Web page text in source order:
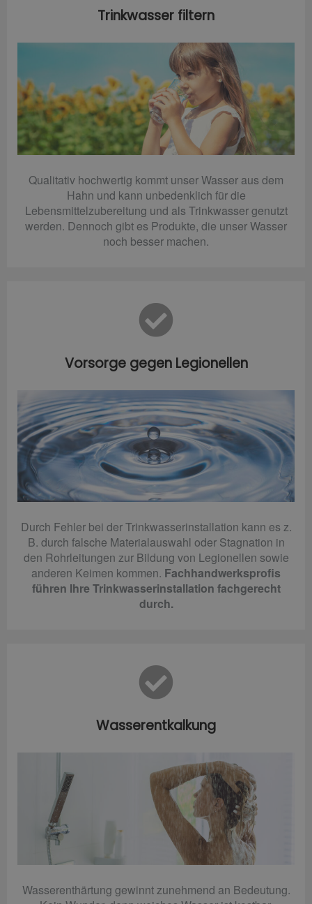
Trinkwasser filtern
Qualitativ hochwertig kommt unser Wasser aus dem
Hahn und kann unbedenklich für die
Lebensmittelzubereitung und als Trinkwasser genutzt
werden. Dennoch gibt es Produkte, die unser Wasser
noch besser machen.
Vorsorge gegen Legionellen
Durch Fehler bei der Trinkwasserinstallation kann es z.
B. durch falsche Materialauswahl oder Stagnation in
den Rohrleitungen zur Bildung von Legionellen sowie
anderen Keimen kommen. Fachhandwerksprofis
führen Ihre Trinkwasserinstallation fachgerecht
durch.
Wasserentkalkung
Wasserenthärtung gewinnt zunehmend an Bedeutung.